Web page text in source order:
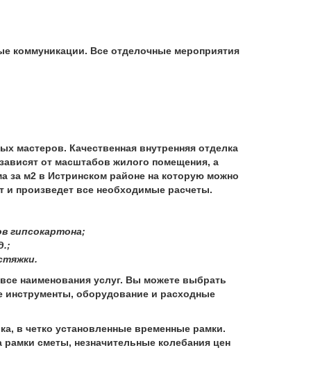
коммуникации. Все отделочные мероприятия
Качественная внутренняя отделка
от масштабов жилого помещения, а
за м2 в Истринском районе на которую можно
и произведет все необходимые расчеты.
гипсокартона;
наименования услуг. Вы можете выбрать
инструменты, оборудование и расходные
в четко установленные временные рамки.
сметы, незначительные колебания цен